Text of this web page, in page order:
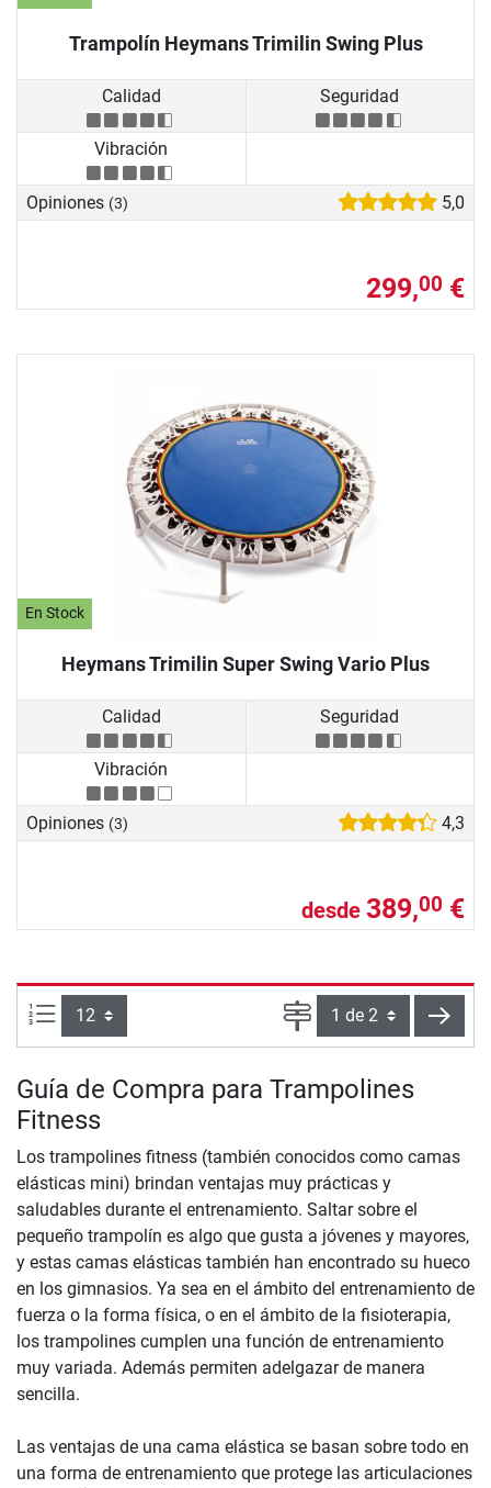
Trampolín Heymans Trimilin Swing Plus
Calidad Seguridad
Vibración
Opiniones (3) 5,0
299,00 €
En Stock
Heymans Trimilin Super Swing Vario Plus
Calidad Seguridad
Vibración
Opiniones (3) 4,3
desde 389,00 €
Artículos por página: Página
Guía de Compra para Trampolines
Fitness
Los trampolines fitness (también conocidos como camas
elásticas mini) brindan ventajas muy prácticas y
saludables durante el entrenamiento. Saltar sobre el
pequeño trampolín es algo que gusta a jóvenes y mayores,
y estas camas elásticas también han encontrado su hueco
en los gimnasios. Ya sea en el ámbito del entrenamiento de
fuerza o la forma física, o en el ámbito de la fisioterapia,
los trampolines cumplen una función de entrenamiento
muy variada. Además permiten adelgazar de manera
sencilla.
Las ventajas de una cama elástica se basan sobre todo en
una forma de entrenamiento que protege las articulaciones